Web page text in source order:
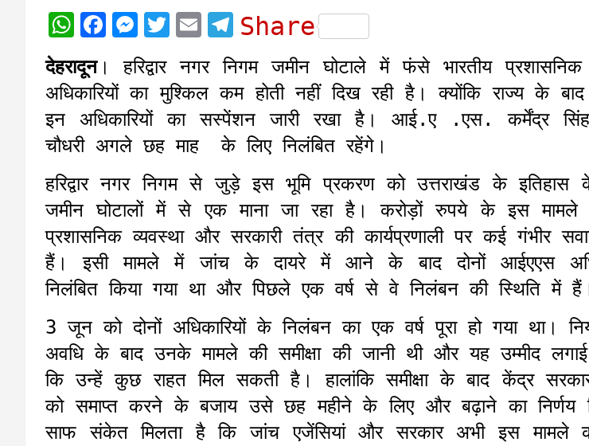
W
a
t
s
A
p
p
F
c
e
b
o
o
k
M
e
s
s
e
n
g
e
r
T
i
t
t
e
r
E
a
i
l
T
l
e
g
r
a
m
Share
देहरादून। हरिद्वार नगर निगम जमीन घोटाले में फंसे भारतीय
अधिकारियों का मुश्किल कम होती नहीं दिख रही है। क्योंकि राज्य के
इन अधिकारियों का सस्पेंशन जारी रखा है। आई.ए .एस. कर्मेंद्र
चौधरी अगले छह माह के लिए निलंबित रहेंगे।
हरिद्वार नगर निगम से जुड़े इस भूमि प्रकरण को उत्तराखंड के
जमीन घोटालों में से एक माना जा रहा है। करोड़ों रुपये के इस मामले
प्रशासनिक व्यवस्था और सरकारी तंत्र की कार्यप्रणाली पर कई गंभीर
हैं। इसी मामले में जांच के दायरे में आने के बाद दोनों आईएएस
निलंबित किया गया था और पिछले एक वर्ष से वे निलंबन की स्थिति में
3 जून को दोनों अधिकारियों के निलंबन का एक वर्ष पूरा हो गया था।
अवधि के बाद उनके मामले की समीक्षा की जानी थी और यह उम्मीद
कि उन्हें कुछ राहत मिल सकती है। हालांकि समीक्षा के बाद केंद्र
को समाप्त करने के बजाय उसे छह महीने के लिए और बढ़ाने का निर्णय
साफ संकेत मिलता है कि जांच एजेंसियां और सरकार अभी इस मामले